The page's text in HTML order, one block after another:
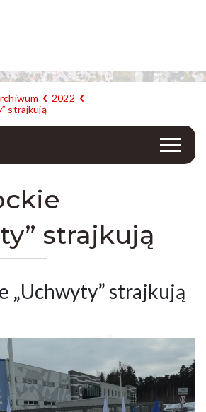
2022
strajkują
strajkują
„Uchwyty” strajkują